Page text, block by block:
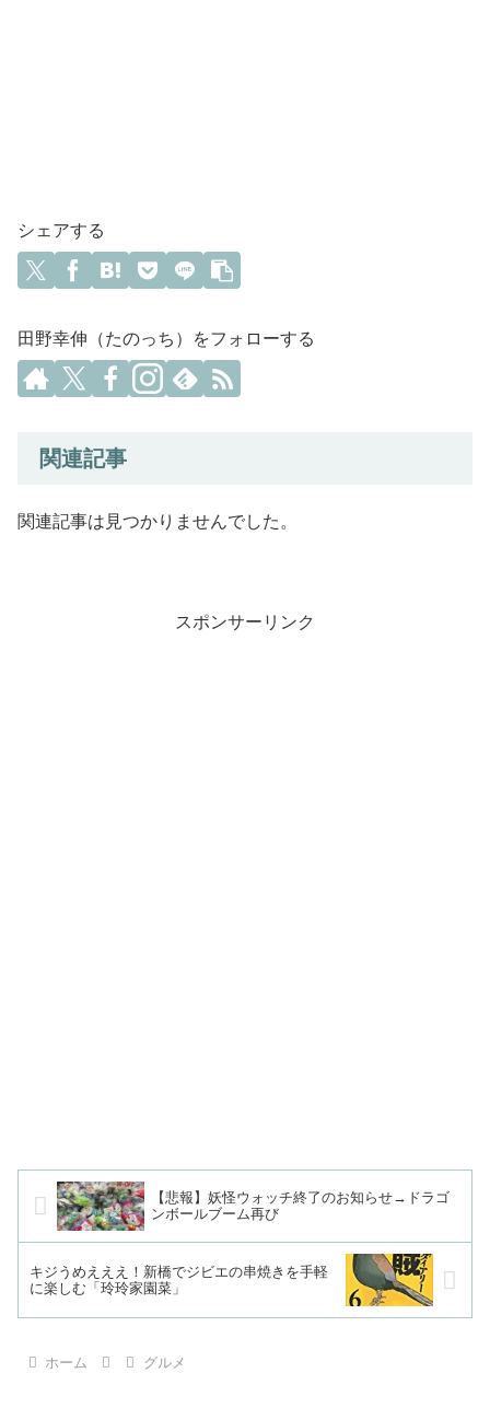
シェアする
田野幸伸（たのっち）をフォローする
関連記事
関連記事は見つかりませんでした。
スポンサーリンク
【悲報】妖怪ウォッチ終了のお知らせ→ドラゴ
ンボールブーム再び
キジうめえええ！新橋でジビエの串焼きを手軽
に楽しむ「玲玲家園菜」
ホーム グルメ